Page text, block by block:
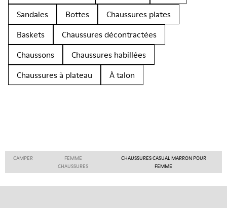
Sandales
Bottes
Chaussures plates
Baskets
Chaussures décontractées
Chaussons
Chaussures habillées
Chaussures à plateau
À talon
CAMPER
FEMME
CHAUSSURES
CHAUSSURES CASUAL MARRON POUR
FEMME